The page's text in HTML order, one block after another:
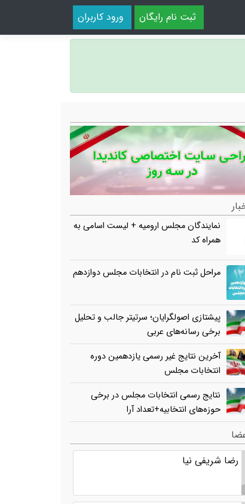
ثبت نام رایگان ورود کاربران
نمایندگان مجلس ارومیه + لیست اسامی به
همراه کد
مراحل ثبت نام در انتخابات مجلس دوازدهم
پیشتازی اصولگرایان؛ سرتیتر جالب و تحلیل
برخی رسانه‌های عربی
آخرین نتایج غیر رسمی یازدهمین دوره
انتخابات مجلس
نتایج رسمی انتخابات مجلس در برخی
حوزه‌های انتخابیه+تعداد آرا
رضا شریفی نیا